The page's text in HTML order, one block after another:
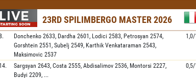
23RD SPILIMBERGO MASTER 2026
Donchenko 2633, Dardha 2601, Lodici 2583, Petrosyan 2574,
Gorshtein 2551,Subelj 2549, Karthik Venkataraman 2543,
Maksimovic 2537
1,0/1
Sargsyan 2643,Costa 2555,Abdisalimov 2536, Montorsi 2227,
Budyi 2209, ...
0,5/1